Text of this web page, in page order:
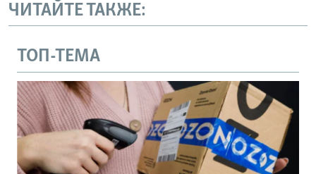
ЧИТАЙТЕ ТАКЖЕ:
ТОП-ТЕМА